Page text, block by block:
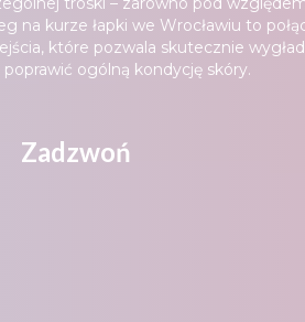
na kurze łapki we Wrocławiu to
które pozwala skutecznie
ogólną kondycję skóry.
Zadzwoń